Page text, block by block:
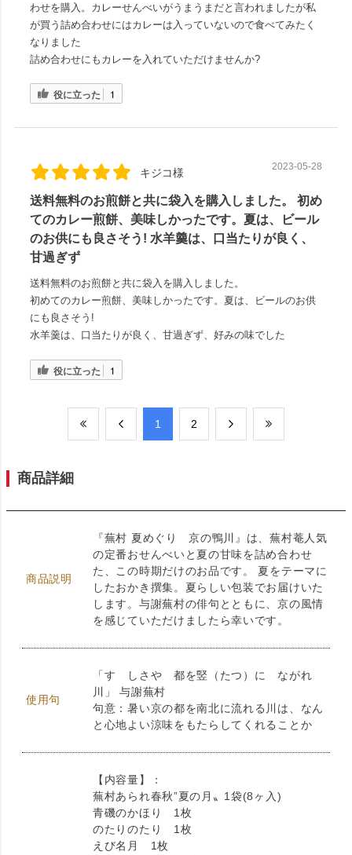
わせを購入。カレーせんべいがうまうまだと言われましたが私
が買う詰め合わせにはカレーは入っていないので食べてみたく
なりました
詰め合わせにもカレーを入れていただけませんか?
役に立った 1
キジコ様 2023-05-28
送料無料のお煎餅と共に袋入を購入しました。 初め
てのカレー煎餅、美味しかったです。夏は、ビール
のお供にも良さそう! 水羊羹は、口当たりが良く、
甘過ぎず
送料無料のお煎餅と共に袋入を購入しました。
初めてのカレー煎餅、美味しかったです。夏は、ビールのお供
にも良さそう!
水羊羹は、口当たりが良く、甘過ぎず、好みの味でした
役に立った 1
​1 ​2
商品詳細
商品説明
『蕪村 夏めぐり 京の鴨川』は、蕪村菴人気
の定番おせんべいと夏の甘味を詰め合わせ
た、この時期だけのお品です。 夏をテーマに
したおかき撰集。夏らしい包装でお届けいた
します。与謝蕪村の俳句とともに、京の風情
を感じていただけましたら幸いです。
使用句
「すゞしさや 都を竪（たつ）に ながれ
川」 与謝蕪村
句意：暑い京の都を南北に流れる川は、なん
と心地よい涼味をもたらしてくれることか
【内容量】：
蕪村あられ春秋”夏の月〟1袋(8ヶ入)
青磯のかほり 1枚
のたりのたり 1枚
えび名月 1枚